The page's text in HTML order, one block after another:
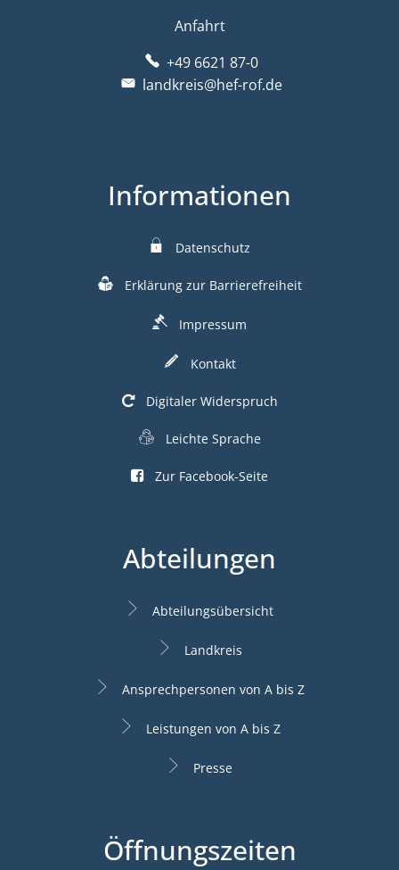
Anfahrt
+49 6621 87-0
landkreis@hef-rof.de
Informationen
Datenschutz
Erklärung zur Barrierefreiheit
Impressum
Kontakt
Digitaler Widerspruch
Leichte Sprache
Zur Facebook-Seite
Abteilungen
Abteilungsübersicht
Landkreis
Ansprechpersonen von A bis Z
Leistungen von A bis Z
Presse
Öffnungszeiten